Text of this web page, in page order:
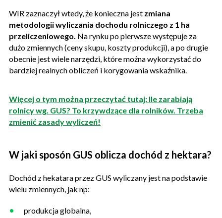
WIR zaznaczył wtedy, że konieczna jest zmiana
metodologii wyliczania dochodu rolniczego z 1 ha
przeliczeniowego. Na rynku po pierwsze występuje za
dużo zmiennych (ceny skupu, koszty produkcji), a po drugie
obecnie jest wiele narzędzi, które można wykorzystać do
bardziej realnych obliczeń i korygowania wskaźnika.
Więcej o tym można przeczytać tutaj: Ile zarabiają
rolnicy wg. GUS? To krzywdzące dla rolników. Trzeba
zmienić zasady wyliczeń!
W jaki sposón GUS oblicza dochód z hektara?
Dochód z hekatara przez GUS wyliczany jest na podstawie
wielu zmiennych, jak np:
produkcja globalna,